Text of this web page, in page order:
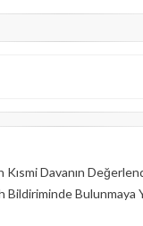
Davanın
Bildiriminde Bulunmaya